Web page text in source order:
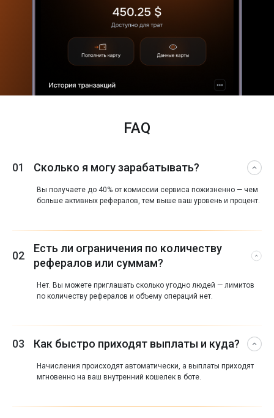
FAQ
01 Сколько я могу зарабатывать?
Вы получаете до 40% от комиссии сервиса пожизненно — чем
больше активных рефералов, тем выше ваш уровень и процент.
02
Есть ли ограничения по количеству
рефералов или суммам?
Нет. Вы можете приглашать сколько угодно людей — лимитов
по количеству рефералов и объему операций нет.
03 Как быстро приходят выплаты и куда?
Начисления происходят автоматически, а выплаты приходят
мгновенно на ваш внутренний кошелек в боте